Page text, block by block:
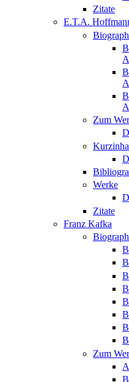
Zitate
E.T.A.
Zum
Werke
Zitate
Franz Kafka
Zum